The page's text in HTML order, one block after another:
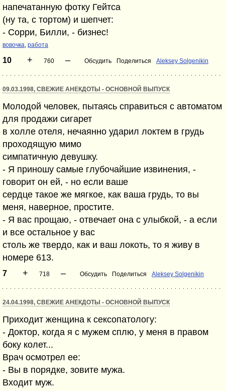
напечатанную фотку Гейтса
(ну та, с тортом) и шепчет:
- Сорри, Билли, - бизнес!
вовочка, работа
10 + 760 – Обсудить Поделиться Aleksey Solgenikin
09.03.1998, СВЕЖИЕ АНЕКДОТЫ - ОСНОВНОЙ ВЫПУСК
Молодой человек, пытаясь справиться с автоматом
для продажи сигарет
в холле отеля, нечаянно ударил локтем в грудь
проходящую мимо
симпатичную девушку.
- Я приношу самые глубочайшие извинения, -
говорит он ей, - но если ваше
сердце такое же мягкое, как ваша грудь, то вы
меня, наверное, простите.
- Я вас прощаю, - отвечает она с улыбкой, - а если
и все остальное у вас
столь же твердо, как и ваш локоть, то я живу в
номере 613.
7 + 718 – Обсудить Поделиться Aleksey Solgenikin
24.04.1998, СВЕЖИЕ АНЕКДОТЫ - ОСНОВНОЙ ВЫПУСК
Приходит женщина к сексопатологу:
- Доктор, когда я с мужем сплю, у меня в правом
боку колет...
Врач осмотрел ее:
- Вы в порядке, зовите мужа.
Входит муж.